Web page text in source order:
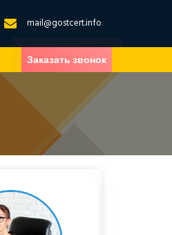
mail@gostcert.info
Заказать звонок